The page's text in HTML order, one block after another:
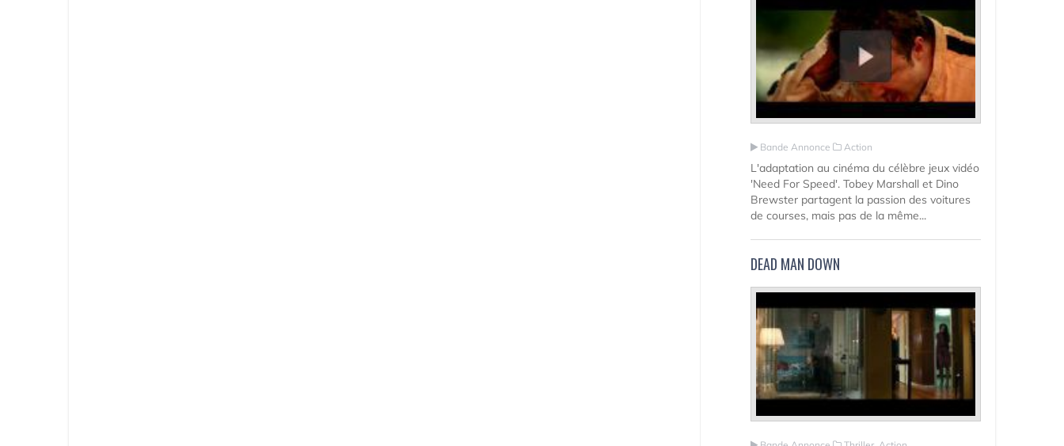
Bande Annonce Action
L'adaptation au cinéma du célèbre jeux vidéo
'Need For Speed'. Tobey Marshall et Dino
Brewster partagent la passion des voitures
de courses, mais pas de la même...
DEAD MAN DOWN